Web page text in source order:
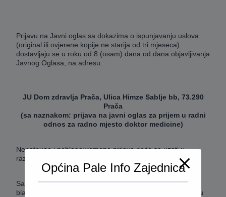
Prijavu na Javni oglas sa dokazima o ispunjavanju uslova
(original ili ovjerene kopije ne starija od tri mjeseca)
dostavljaju se u roku od 8 (osam) dana od dana objavljivanja
Javnog Oglasa, na adresu:
JU Dom zdravlja Prača, Ulica Himze Sablje bb, 73.290
Prača
(sa naznakom: prijava na javni oglas za prijem u radni
odnos za radno mjesto doktor medicine)
Nepotpune i neblagovremene prijave neće se uzeti u
razmatranje.
Sa kandidatima koji čija prijave budu potupne i
blagovremene bit će obavljeno pismeno testiranje i intervju
Općina Pale Info Zajednica